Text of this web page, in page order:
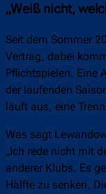
„Weiß nicht,
Seit dem Sommer
Vertrag, dabei
Pflichtspielen. Eine
der laufenden
läuft aus, eine
Was sagt
„Ich rede nicht mit
anderer Klubs. Es
Hälfte zu senken.